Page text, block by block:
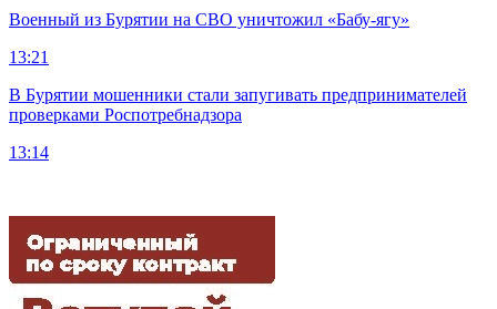
Военный из Бурятии на СВО уничтожил «Бабу-ягу»
13:21
В Бурятии мошенники стали запугивать предпринимателей
проверками Роспотребнадзора
13:14